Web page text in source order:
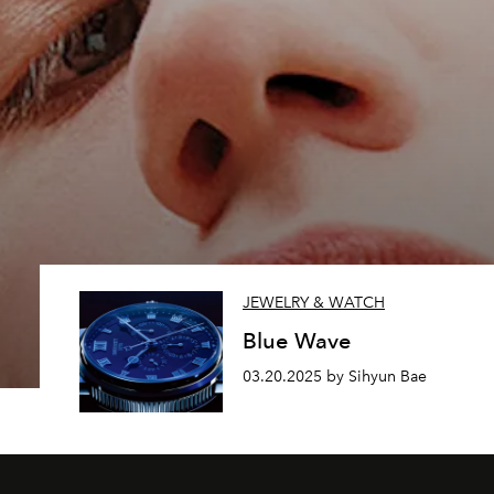
JEWELRY & WATCH
Blue Wave
03.20.2025 by Sihyun Bae